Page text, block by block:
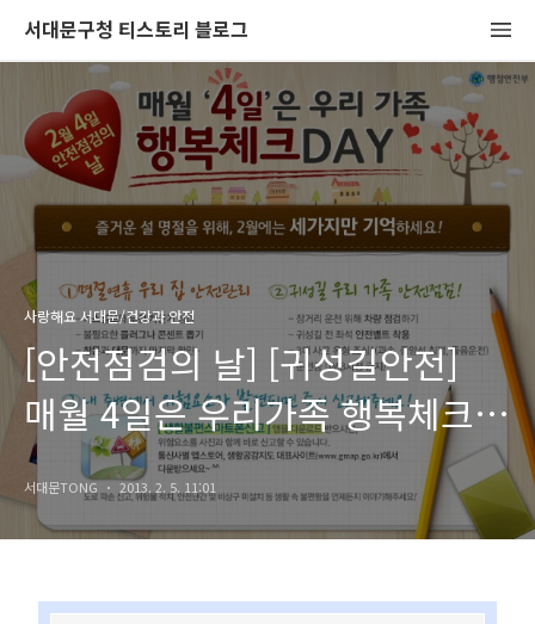
서대문구청 티스토리 블로그
사랑해요 서대문/건강과 안전
[안전점검의 날] [귀성길안전]
매월 4일은 우리가족 행복체크
DAY!
서대문TONG 2013. 2. 5. 11:01